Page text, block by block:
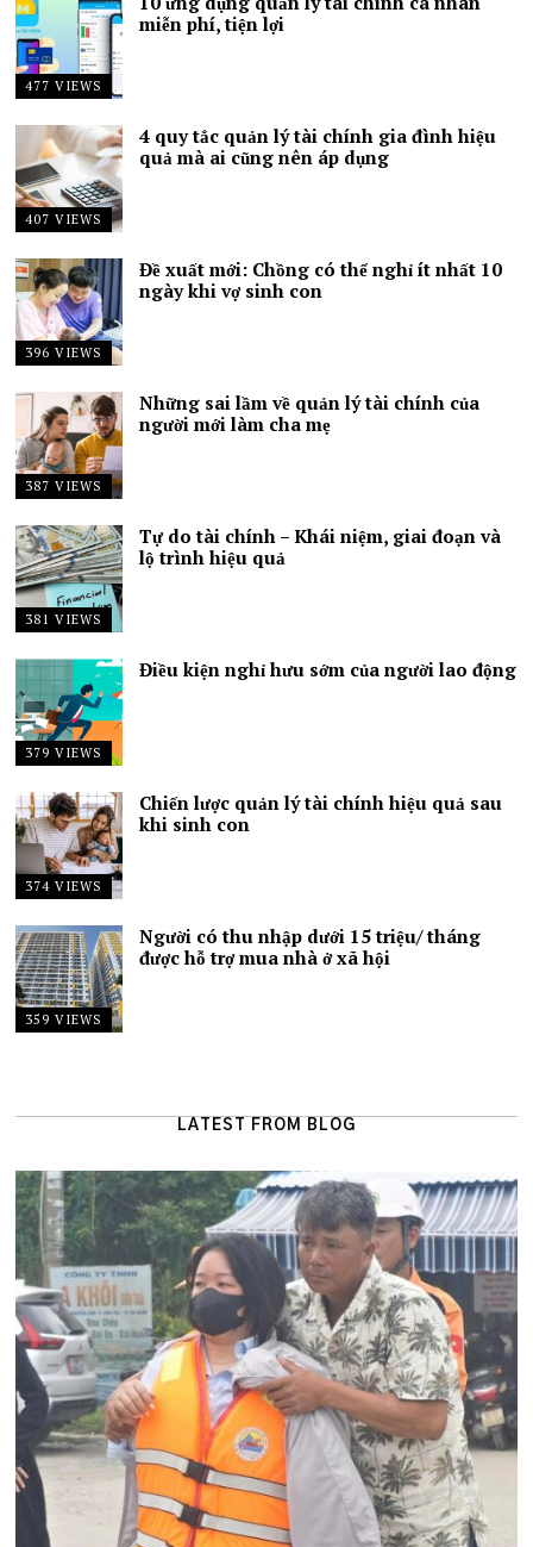
477 VIEWS
miễn phí, tiện lợi
407 VIEWS
4 quy tắc quản lý tài chính gia đình hiệu
quả mà ai cũng nên áp dụng
396 VIEWS
Đề xuất mới: Chồng có thể nghỉ ít nhất 10
ngày khi vợ sinh con
387 VIEWS
Những sai lầm về quản lý tài chính của
người mới làm cha mẹ
381 VIEWS
Tự do tài chính – Khái niệm, giai đoạn và
lộ trình hiệu quả
379 VIEWS
Điều kiện nghỉ hưu sớm của người lao động
374 VIEWS
Chiến lược quản lý tài chính hiệu quả sau
khi sinh con
359 VIEWS
Người có thu nhập dưới 15 triệu/ tháng
được hỗ trợ mua nhà ở xã hội
LATEST FROM BLOG